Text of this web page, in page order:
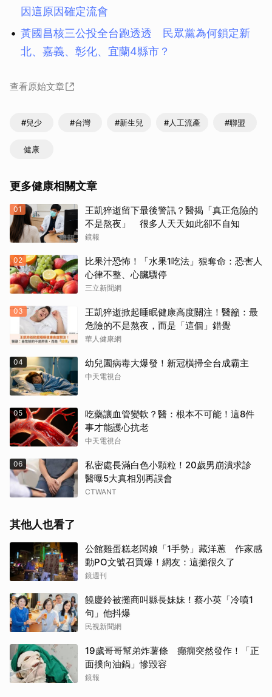
因這原因確定流會
黃國昌核三公投全台跑透透 民眾黨為何鎖定新
北、嘉義、彰化、宜蘭4縣市？
查看原始文章
#兒少 #台灣 #新生兒 #人工流產 #聯盟
健康
更多健康相關文章
01
王凱猝逝留下最後警訊？醫揭「真正危險的
不是熬夜」 很多人天天如此卻不自知
鏡報
02
比果汁恐怖！「水果1吃法」狠奪命：恐害人
心律不整、心臟驟停
三立新聞網
03
王凱猝逝掀起睡眠健康高度關注！醫籲：最
危險的不是熬夜，而是「這個」錯覺
華人健康網
04 幼兒園病毒大爆發！新冠橫掃全台成霸主
中天電視台
05
吃藥讓血管變軟？醫：根本不可能！這8件
事才能護心抗老
中天電視台
06
私密處長滿白色小顆粒！20歲男崩潰求診
醫曝5大真相別再誤會
CTWANT
其他人也看了
公館雞蛋糕老闆娘「1手勢」藏洋蔥 作家感
動PO文號召買爆！網友：這攤很久了
鏡週刊
饒慶鈴被攤商叫縣長妹妹！蔡小英「冷噴1
句」他抖爆
民視新聞網
19歲哥哥幫弟炸薯條 癲癇突然發作！「正
面撲向油鍋」慘毀容
鏡報